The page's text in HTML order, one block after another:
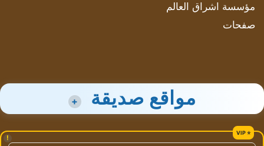
مؤسسة اشراق العالم
صفحات
مواقع صديقة +
!